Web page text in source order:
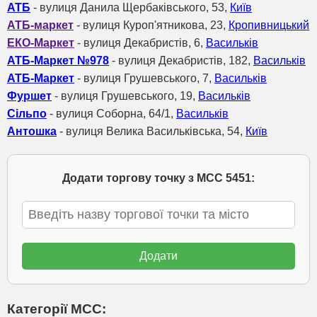
АТБ - вулиця Данила Щербаківського, 53, Київ
АТБ-маркет - вулиця Куроп'ятникова, 23, Кропивницький
ЕКО-Маркет - вулиця Декабристів, 6, Васильків
АТБ-Маркет №978 - вулиця Декабристів, 182, Васильків
АТБ-Маркет - вулиця Грушевського, 7, Васильків
Фуршет - вулиця Грушевського, 19, Васильків
Сільпо - вулиця Соборна, 64/1, Васильків
Антошка - вулиця Велика Васильківська, 54, Київ
Додати торгову точку з МСС 5451:
Категорії МСС: